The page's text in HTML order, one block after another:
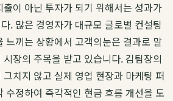
이 아닌 투자가 되기 위해서는 성과가
. 많은 경영자가 대규모 글로벌 컨설팅
느끼는 상황에서 고객의눈은 결과로 말
장의 주목을 받고 있습니다.김팀장의
치지 않고 실제 영업 현장과 마케팅 퍼
수정하여 즉각적인 현금 흐름 개선을 도